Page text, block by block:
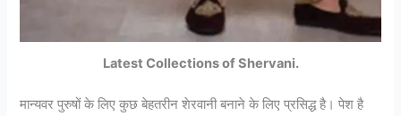
Latest Collections of Shervani.
मान्यवर पुरुषों के लिए कुछ बेहतरीन शेरवानी बनाने के लिए प्रसिद्ध है। पेश है